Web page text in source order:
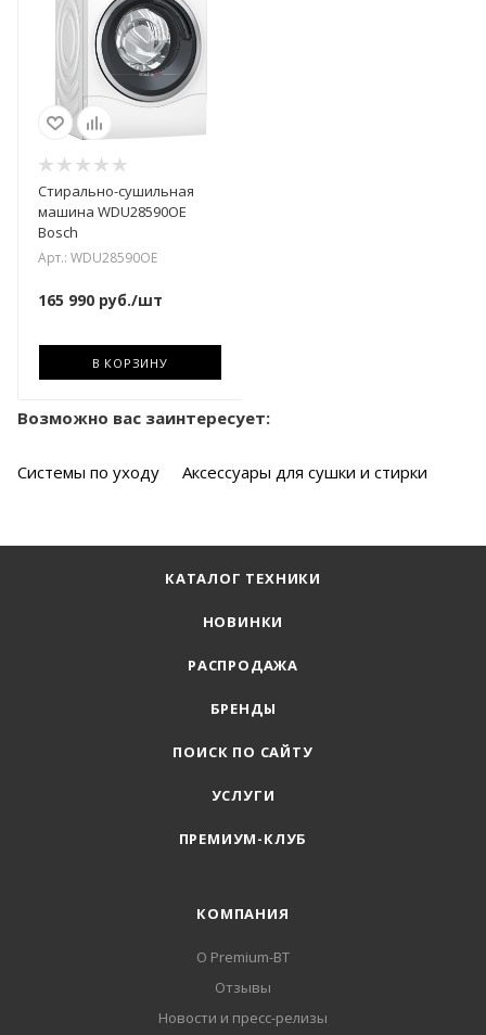
Стирально-сушильная
машина WDU28590OE
Bosch
Арт.: WDU28590OE
165 990 руб./шт
В КОРЗИНУ
Возможно вас заинтересует:
Системы по уходу Аксессуары для сушки и стирки
КАТАЛОГ ТЕХНИКИ
НОВИНКИ
РАСПРОДАЖА
БРЕНДЫ
ПОИСК ПО САЙТУ
УСЛУГИ
ПРЕМИУМ-КЛУБ
КОМПАНИЯ
О Premium-BT
Отзывы
Новости и пресс-релизы